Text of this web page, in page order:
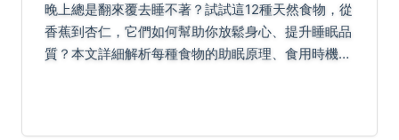
晚上總是翻來覆去睡不著？試試這12種天然食物，從
香蕉到杏仁，它們如何幫助你放鬆身心、提升睡眠品
質？本文詳細解析每種食物的助眠原理、食用時機與